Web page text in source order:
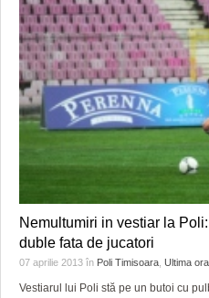
Nemultumiri in vestiar la
duble fata de jucatori
07 aprilie 2013 în Poli Timisoara Ultima ora
Vestiarul lui Poli stă pe un butoi cu